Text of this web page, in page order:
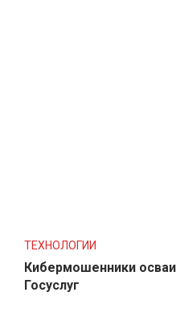
ТЕХНОЛОГИИ
Кибермошенники
Госуслуг